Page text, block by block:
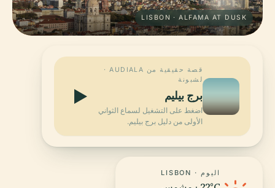
LISBON · ALFAMA AT DUSK
قصة حقيقية من AUDIALA ·
لشبونة
برج بيليم
اضغط على التشغيل لسماع الثواني
الأولى من دليل برج بيليم.
اليوم · LISBON